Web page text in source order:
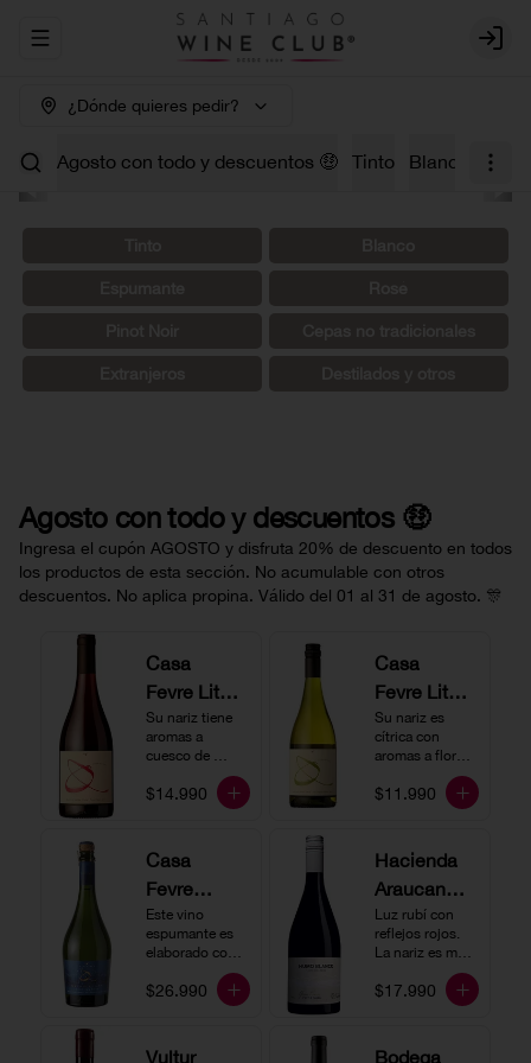
Abrir menu de navegación Login
¿Dónde quieres pedir?
Agosto con todo y descuentos 🤑 Tinto Blanco
Agosto con todo y descuentos 🤑
Ingresa el cupón AGOSTO y disfruta 20% de descuento en todos
los productos de esta sección. No acumulable con otros
descuentos. No aplica propina. Válido del 01 al 31 de agosto. 🎊
Casa
Fevre Little
Quino
Pinot Noir
Su nariz tiene
aromas a
cuesco de
frambuesa. En
boca tiene una
es un vino muy
vertical. Ideal
para beberlo
más frío como
acompañado de
$14.990
Casa
Fevre Little
Quino
Sauvignon
Su nariz es
cítrica con
aromas a flores
blancas y lima.
En boca tiene
vertical y de
persistencia
media. Ideal
para acompañar
con ostras.
$11.990
Casa
Fevre
Quino
Espumant
Este vino
espumante es
elaborado con
tradicional y se
produce a partir
Chardonnay y
$26.990
Hacienda
Araucano-
Lurton
Humo
Gran
Luz rubí con
reflejos rojos.
La nariz es muy
expresiva con
notas de fresa y
rico y redondo
$17.990
Vultur
Bodega